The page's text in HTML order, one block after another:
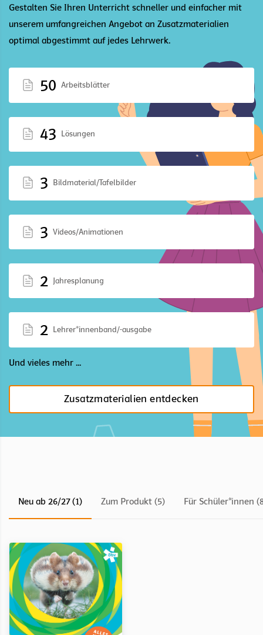
Gestalten Sie Ihren Unterricht schneller und einfacher mit
unserem umfangreichen Angebot an Zusatzmaterialien
optimal abgestimmt auf jedes Lehrwerk.
50 Arbeitsblätter
43 Lösungen
3 Bildmaterial/Tafelbilder
3 Videos/Animationen
2 Jahresplanung
2 Lehrer*innenband/-ausgabe
Und vieles mehr ...
Zusatzmaterialien entdecken
Neu ab 26/27 (1) Zum Produkt (5) Für Schüler*innen